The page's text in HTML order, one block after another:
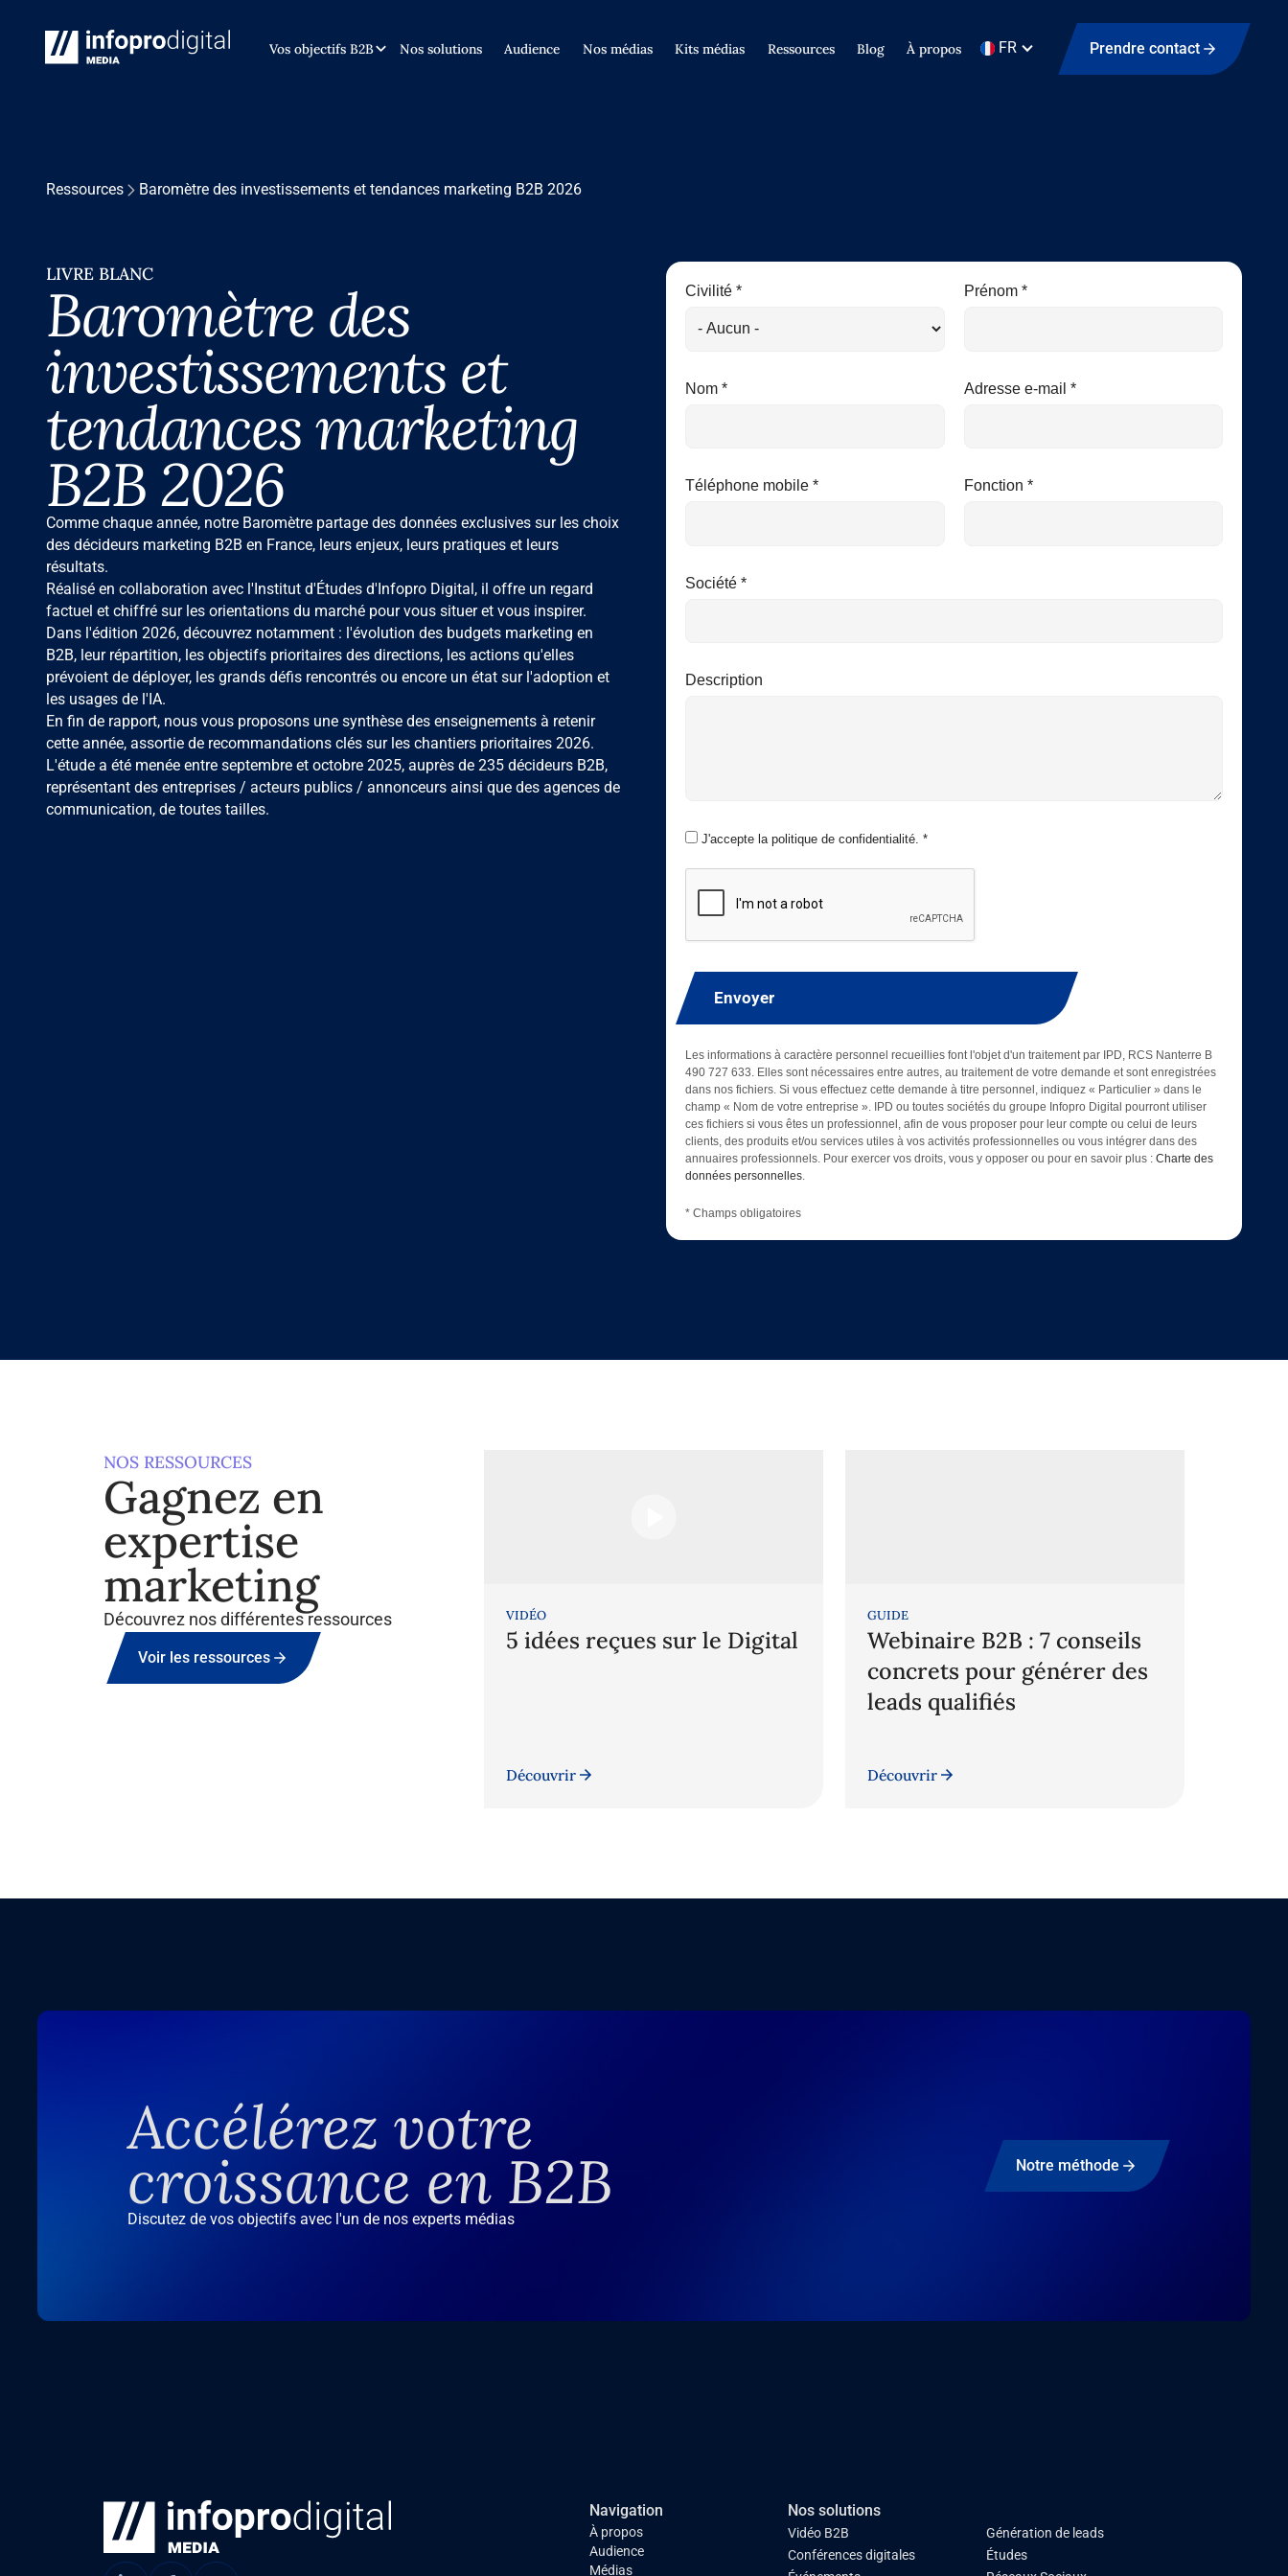
Vos objectifs B2B Nos solutions Audience Nos médias Kits médias Ressources Blog À propos FR Prendre contact
Ressources Baromètre des investissements et tendances marketing B2B 2026
LIVRE BLANC
Baromètre des
investissements et
tendances marketing
B2B 2026
Comme chaque année, notre Baromètre partage des données exclusives sur les choix
des décideurs marketing B2B en France, leurs enjeux, leurs pratiques et leurs
résultats.
Réalisé en collaboration avec l'Institut d'Études d'Infopro Digital, il offre un regard
factuel et chiffré sur les orientations du marché pour vous situer et vous inspirer.
Dans l'édition 2026, découvrez notamment : l'évolution des budgets marketing en
B2B, leur répartition, les objectifs prioritaires des directions, les actions qu'elles
prévoient de déployer, les grands défis rencontrés ou encore un état sur l'adoption et
les usages de l'IA.
En fin de rapport, nous vous proposons une synthèse des enseignements à retenir
cette année, assortie de recommandations clés sur les chantiers prioritaires 2026.
L'étude a été menée entre septembre et octobre 2025, auprès de 235 décideurs B2B,
représentant des entreprises / acteurs publics / annonceurs ainsi que des agences de
communication, de toutes tailles.
Civilité * Prénom *
Nom * Adresse e-mail *
Téléphone mobile * Fonction *
Société *
Description
J'accepte la politique de confidentialité. *
Envoyer
Les informations à caractère personnel recueillies font l'objet d'un traitement par IPD, RCS Nanterre B
490 727 633. Elles sont nécessaires entre autres, au traitement de votre demande et sont enregistrées
dans nos fichiers. Si vous effectuez cette demande à titre personnel, indiquez « Particulier » dans le
champ « Nom de votre entreprise ». IPD ou toutes sociétés du groupe Infopro Digital pourront utiliser
ces fichiers si vous êtes un professionnel, afin de vous proposer pour leur compte ou celui de leurs
clients, des produits et/ou services utiles à vos activités professionnelles ou vous intégrer dans des
annuaires professionnels. Pour exercer vos droits, vous y opposer ou pour en savoir plus : Charte des
données personnelles.
* Champs obligatoires
NOS RESSOURCES
Gagnez en
expertise
marketing
Découvrez nos différentes ressources
Voir les ressources
VIDÉO
5 idées reçues sur le Digital
Découvrir
GUIDE
Webinaire B2B : 7 conseils
concrets pour générer des
leads qualifiés
Découvrir
Accélérez votre
croissance en B2B
Discutez de vos objectifs avec l'un de nos experts médias
Notre méthode
Navigation
À propos
Audience
Médias
Nos solutions
Vidéo B2B
Conférences digitales
Génération de leads
Études